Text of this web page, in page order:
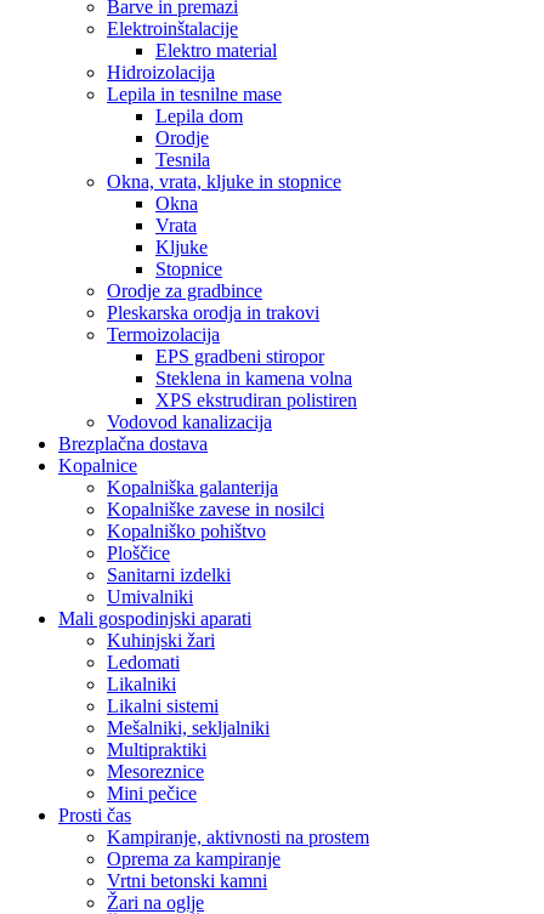
Barve in premazi
Elektroinštalacije
Elektro material
Hidroizolacija
Lepila in tesnilne mase
Lepila dom
Orodje
Tesnila
Okna, vrata, kljuke in stopnice
Okna
Vrata
Kljuke
Stopnice
Orodje za gradbince
Pleskarska orodja in trakovi
Termoizolacija
EPS gradbeni stiropor
Steklena in kamena volna
XPS ekstrudiran polistiren
Vodovod kanalizacija
Brezplačna dostava
Kopalnice
Kopalniška galanterija
Kopalniške zavese in nosilci
Kopalniško pohištvo
Ploščice
Sanitarni izdelki
Umivalniki
Mali gospodinjski aparati
Kuhinjski žari
Ledomati
Likalniki
Likalni sistemi
Mešalniki, sekljalniki
Multipraktiki
Mesoreznice
Mini pečice
Prosti čas
Kampiranje, aktivnosti na prostem
Oprema za kampiranje
Vrtni betonski kamni
Žari na oglje